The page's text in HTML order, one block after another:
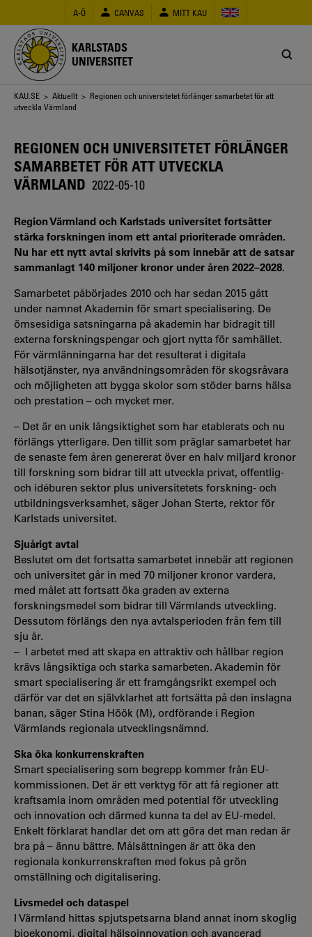
huvudinnehåll
A-Ö CANVAS MITT KAU
KARLSTADS
UNIVERSITET
Länkstig
KAU.SE > Aktuellt > Regionen och universitetet förlänger samarbetet för att
utveckla Värmland
REGIONEN OCH UNIVERSITETET FÖRLÄNGER
SAMARBETET FÖR ATT UTVECKLA
VÄRMLAND 2022-05-10
Region Värmland och Karlstads universitet fortsätter
stärka forskningen inom ett antal prioriterade områden.
Nu har ett nytt avtal skrivits på som innebär att de satsar
sammanlagt 140 miljoner kronor under åren 2022–2028.
Samarbetet påbörjades 2010 och har sedan 2015 gått
under namnet Akademin för smart specialisering. De
ömsesidiga satsningarna på akademin har bidragit till
externa forskningspengar och gjort nytta för samhället.
För värmlänningarna har det resulterat i digitala
hälsotjänster, nya användningsområden för skogsråvara
och möjligheten att bygga skolor som stöder barns hälsa
och prestation – och mycket mer.
– Det är en unik långsiktighet som har etablerats och nu
förlängs ytterligare. Den tillit som präglar samarbetet har
de senaste fem åren genererat över en halv miljard kronor
till forskning som bidrar till att utveckla privat, offentlig-
och idéburen sektor plus universitetets forskning- och
utbildningsverksamhet, säger Johan Sterte, rektor för
Karlstads universitet.
Sjuårigt avtal
Beslutet om det fortsatta samarbetet innebär att regionen
och universitet går in med 70 miljoner kronor vardera,
med målet att fortsatt öka graden av externa
forskningsmedel som bidrar till Värmlands utveckling.
Dessutom förlängs den nya avtalsperioden från fem till
sju år.
– I arbetet med att skapa en attraktiv och hållbar region
krävs långsiktiga och starka samarbeten. Akademin för
smart specialisering är ett framgångsrikt exempel och
därför var det en självklarhet att fortsätta på den inslagna
banan, säger Stina Höök (M), ordförande i Region
Värmlands regionala utvecklingsnämnd.
Ska öka konkurrenskraften
Smart specialisering som begrepp kommer från EU-
kommissionen. Det är ett verktyg för att få regioner att
kraftsamla inom områden med potential för utveckling
och innovation och därmed kunna ta del av EU-medel.
Enkelt förklarat handlar det om att göra det man redan är
bra på – ännu bättre. Målsättningen är att öka den
regionala konkurrenskraften med fokus på grön
omställning och digitalisering.
Livsmedel och dataspel
I Värmland hittas spjutspetsarna bland annat inom skoglig
bioekonomi, digital hälsoinnovation och avancerad